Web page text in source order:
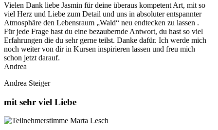
Vielen Dank liebe Jasmin für deine überaus kompetent Art, mit so
viel Herz und Liebe zum Detail und uns in absoluter entspannter
Atmosphäre den Lebensraum „Wald“ neu endtecken zu lassen .
Für jede Frage hast du eine bezaubernde Antwort, du hast so viel
Erfahrungen die du sehr gerne teilst. Danke dafür. Ich werde mich
noch weiter von dir in Kursen inspirieren lassen und freu mich
schon jetzt darauf.
Andrea
Andrea Steiger
mit sehr viel Liebe